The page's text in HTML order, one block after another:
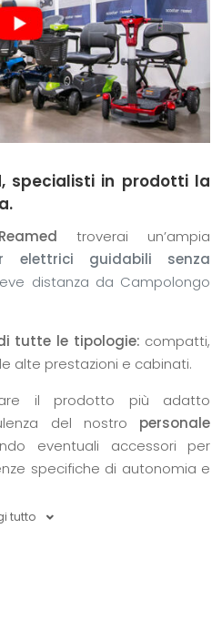
specialisti in prodotti la
troverai un’ampia
elettrici guidabili senza
distanza da Campolongo
tutte le tipologie: compatti,
alte prestazioni e cabinati.
il prodotto più adatto
del nostro personale
eventuali accessori per
specifiche di autonomia e
tutto